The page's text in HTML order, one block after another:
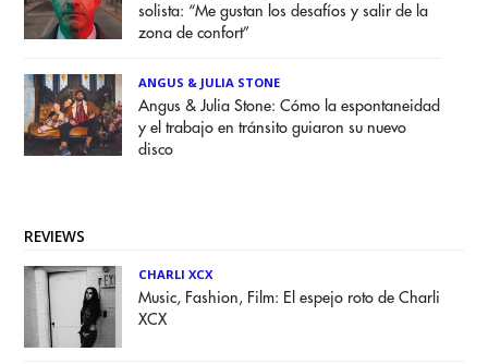
solista: “Me gustan los desafíos y salir de la
zona de confort”
ANGUS & JULIA STONE
Angus & Julia Stone: Cómo la espontaneidad
y el trabajo en tránsito guiaron su nuevo
disco
REVIEWS
CHARLI XCX
Music, Fashion, Film: El espejo roto de Charli
XCX